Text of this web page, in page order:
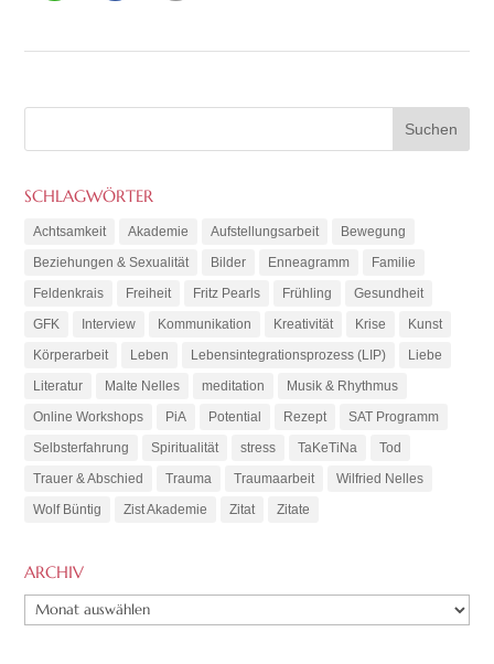
SCHLAGWÖRTER
Achtsamkeit Akademie Aufstellungsarbeit
Bewegung
Beziehungen & Sexualität
Bilder Enneagramm
Familie
Feldenkrais
Freiheit Fritz Pearls Frühling
Gesundheit
GFK
Interview Kommunikation Kreativität Krise
Kunst
Körperarbeit
Leben Lebensintegrationsprozess (LIP)
Liebe
Literatur
Malte Nelles meditation
Musik & Rhythmus
Online Workshops
PiA Potential Rezept
SAT Programm
Selbsterfahrung
Spiritualität stress TaKeTiNa
Tod
Trauer & Abschied
Trauma Traumaarbeit
Wilfried Nelles
Wolf Büntig
Zist Akademie Zitat Zitate
ARCHIV
ARCHIV